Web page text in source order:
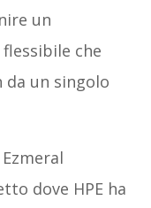
un
che
un singolo
dove HPE ha